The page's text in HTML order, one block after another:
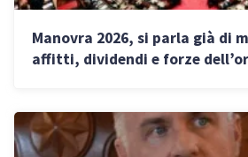
Manovra 2026, si parla già di
affitti, dividendi e forze